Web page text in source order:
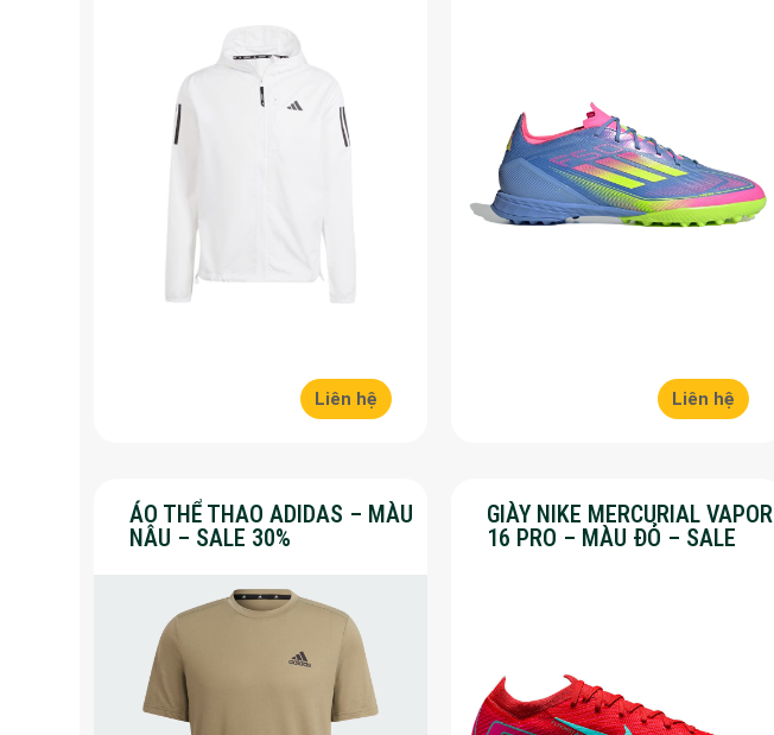
Liên hệ Liên hệ
ÁO THỂ THAO ADIDAS – MÀU
NÂU – SALE 30%
GIÀY NIKE MERCURIAL VAPOR
16 PRO – MÀU ĐỎ – SALE